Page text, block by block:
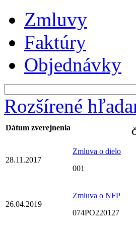
Zmluvy
Faktúry
Objednávky
Rozšírené
Dátum zverejnenia
28.11.2017
Zmluva o dielo
001
26.04.2019
Zmluva o NFP
074PO220127